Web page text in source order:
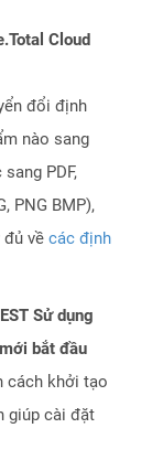
Cloud
đổi định
nào sang
PDF,
PNG BMP),
đủ về các định
Sử dụng
bắt đầu
cách khởi tạo
giúp cài đặt